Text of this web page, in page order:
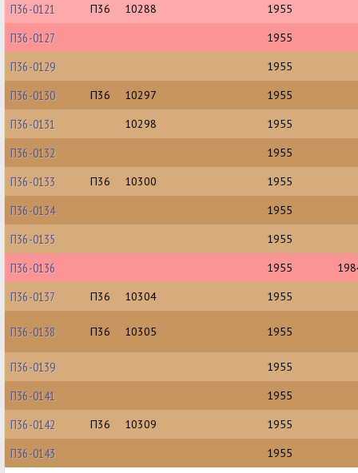
П36-0121 П36 10288 1955
П36-0127 1955
П36-0129 1955
П36-0130 П36 10297 1955
П36-0131 10298 1955
П36-0132 1955
П36-0133 П36 10300 1955
П36-0134 1955
П36-0135 1955
П36-0136 1955
П36-0137 П36 10304 1955
П36-0138 П36 10305 1955
П36-0139 1955
П36-0141 1955
П36-0142 П36 10309 1955
П36-0143 1955